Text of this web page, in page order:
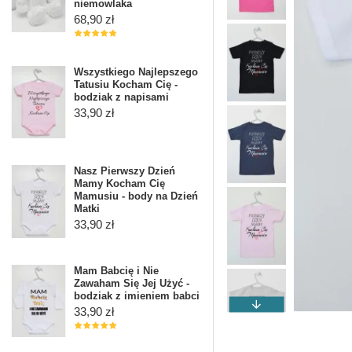
niemowlaka
68,90 zł
Wszystkiego Najlepszego
Tatusiu Kocham Cię -
bodziak z napisami
33,90 zł
Nasz Pierwszy Dzień
Mamy Kocham Cię
Mamusiu - body na Dzień
Matki
33,90 zł
Mam Babcię i Nie
Zawaham Się Jej Użyć -
bodziak z imieniem babci
33,90 zł